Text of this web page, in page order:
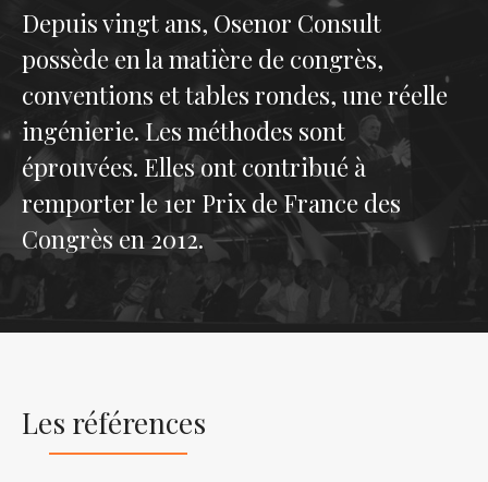
Depuis vingt ans, Osenor Consult
possède en la matière de congrès,
conventions et tables rondes, une réelle
ingénierie. Les méthodes sont
éprouvées. Elles ont contribué à
remporter le 1er Prix de France des
Congrès en 2012.
Les références